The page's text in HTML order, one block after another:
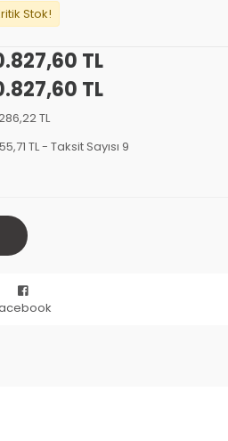
Stok!
TL
TL
TL
TL- Taksit Sayısı 9